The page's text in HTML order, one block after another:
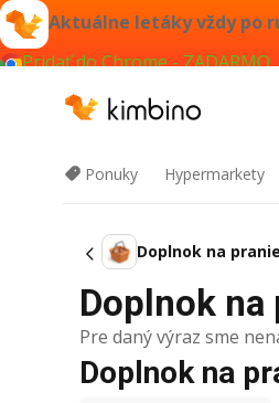
Aktuálne letáky vždy po
Pridať do Chrome - ZADARMO
Ponuky Hypermarkety
Doplnok na pranie
Doplnok
Pre daný výraz sme
Doplnok na